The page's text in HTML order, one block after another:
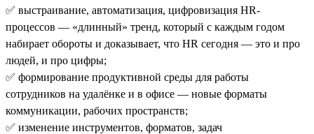
✅ выстраивание, автоматизация, цифровизация HR-
процессов — «длинный» тренд, который с каждым годом
набирает обороты и доказывает, что HR сегодня — это и про
людей, и про цифры;
✅ формирование продуктивной среды для работы
сотрудников на удалёнке и в офисе — новые форматы
коммуникации, рабочих пространств;
✅ изменение инструментов, форматов, задач